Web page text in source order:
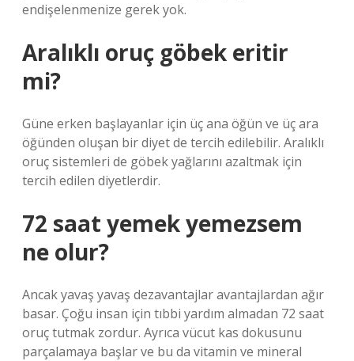
endişelenmenize gerek yok.
Aralıklı oruç göbek eritir
mi?
Güne erken başlayanlar için üç ana öğün ve üç ara
öğünden oluşan bir diyet de tercih edilebilir. Aralıklı
oruç sistemleri de göbek yağlarını azaltmak için
tercih edilen diyetlerdir.
72 saat yemek yemezsem
ne olur?
Ancak yavaş yavaş dezavantajlar avantajlardan ağır
basar. Çoğu insan için tıbbi yardım almadan 72 saat
oruç tutmak zordur. Ayrıca vücut kas dokusunu
parçalamaya başlar ve bu da vitamin ve mineral